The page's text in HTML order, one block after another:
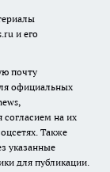
и его
почту
официальных
согласием на их
Также
указанные
для публикации.